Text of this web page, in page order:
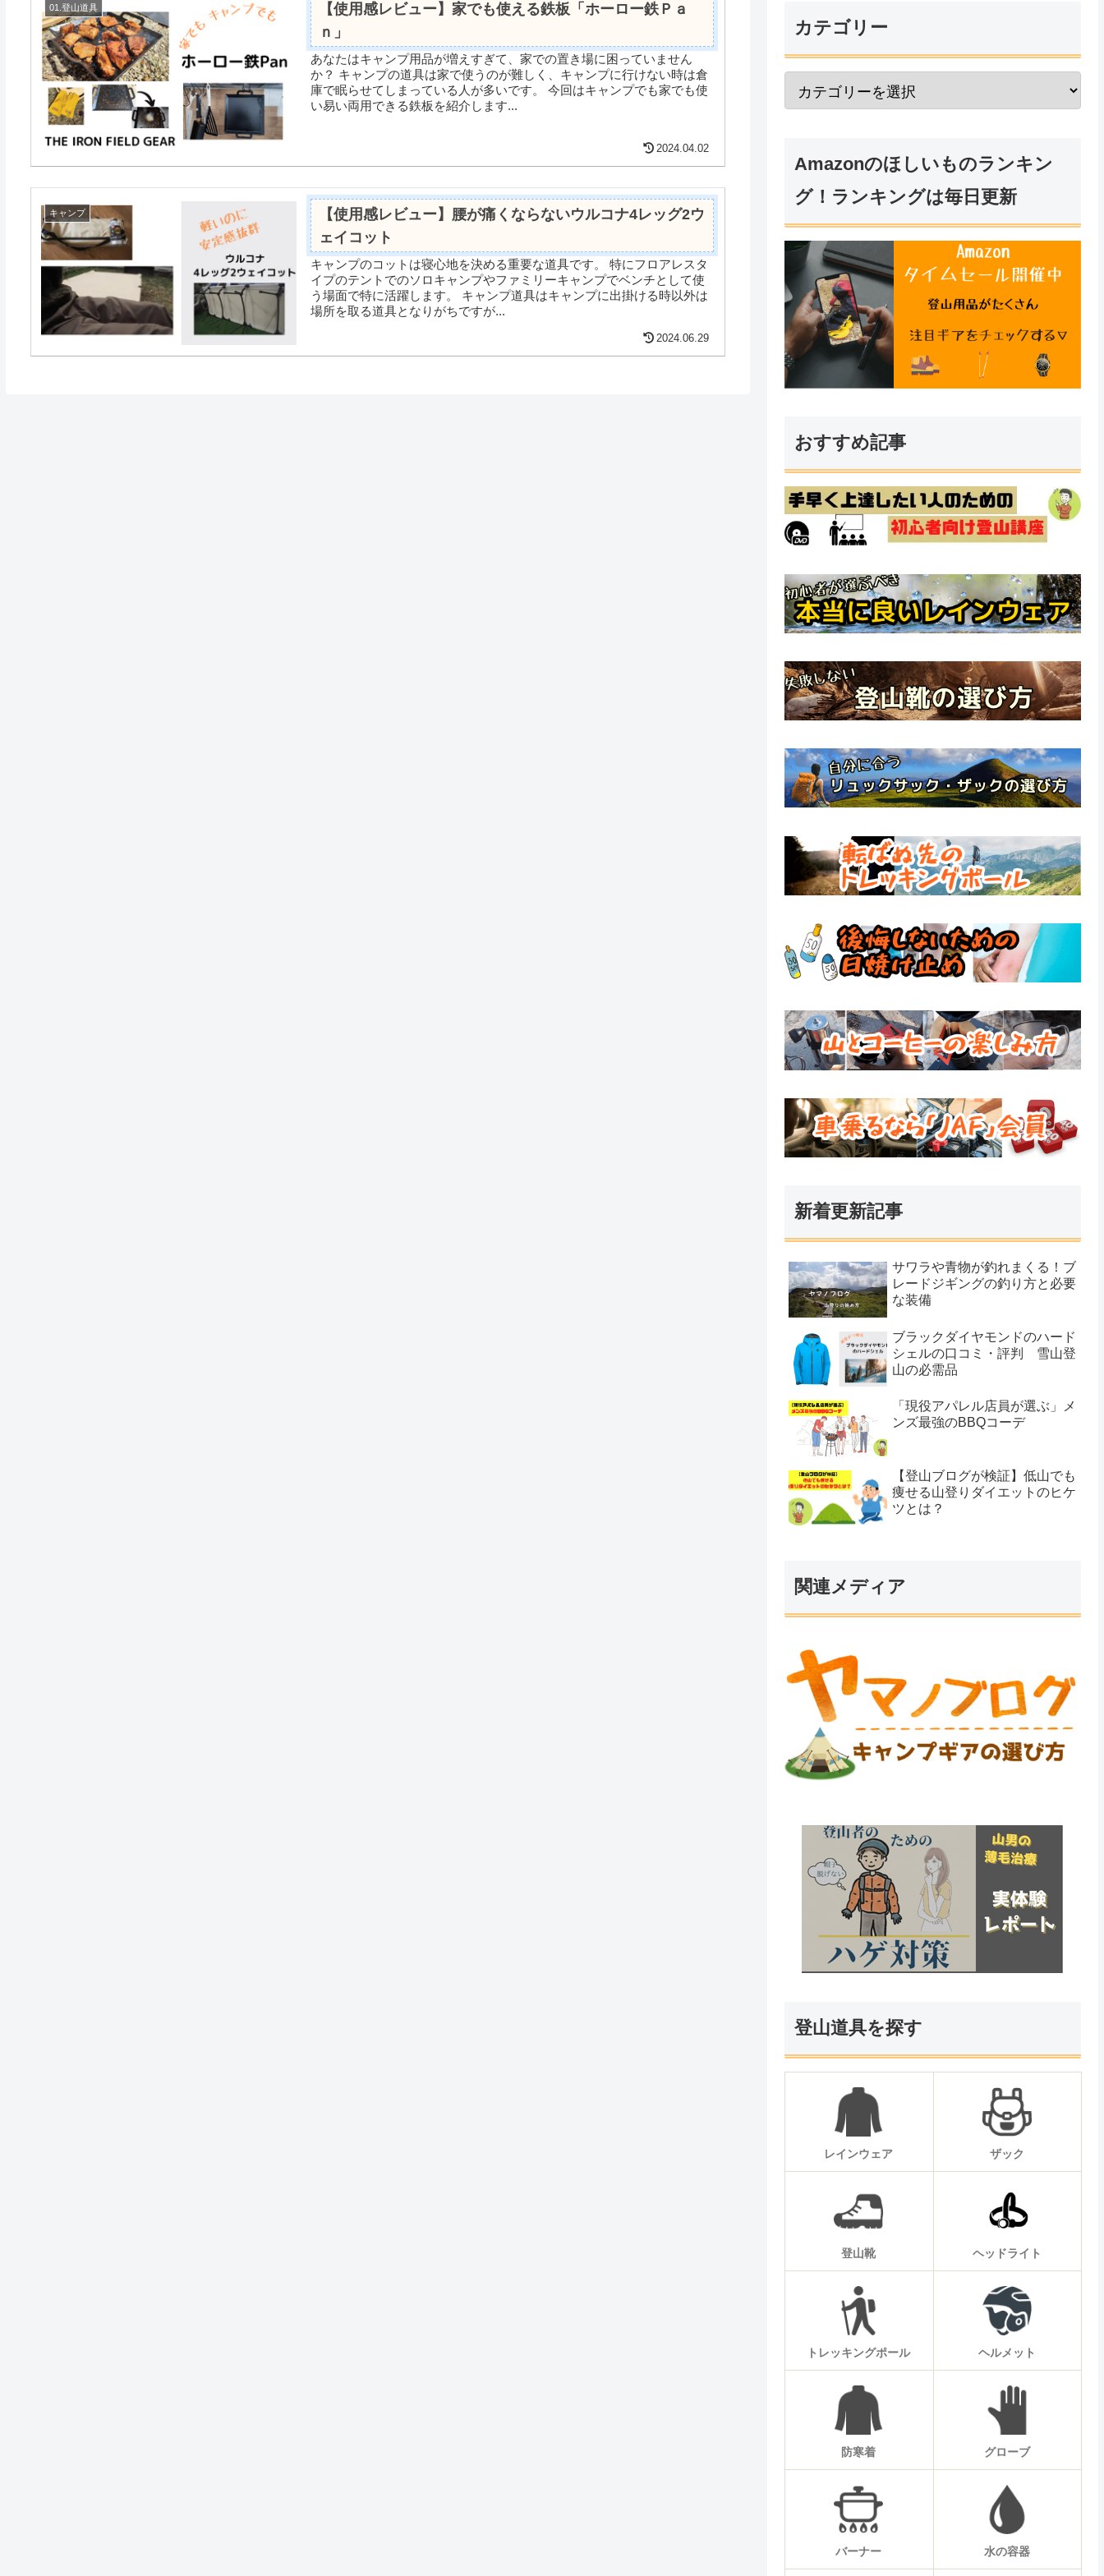
01.登山道具
【使用感レビュー】家でも使える鉄板「ホーロー鉄Ｐａ
ｎ」
あなたはキャンプ用品が増えすぎて、家での置き場に困っていません
か？ キャンプの道具は家で使うのが難しく、キャンプに行けない時は倉
庫で眠らせてしまっている人が多いです。 今回はキャンプでも家でも使
い易い両用できる鉄板を紹介します...
2024.04.02
キャンプ
【使用感レビュー】腰が痛くならないウルコナ4レッグ2ウ
ェイコット
キャンプのコットは寝心地を決める重要な道具です。 特にフロアレスタ
イプのテントでのソロキャンプやファミリーキャンプでベンチとして使
う場面で特に活躍します。 キャンプ道具はキャンプに出掛ける時以外は
場所を取る道具となりがちですが...
2024.06.29
カテゴリー
Amazonのほしいものランキン
グ！ランキングは毎日更新
おすすめ記事
新着更新記事
サワラや青物が釣れまくる！ブ
レードジギングの釣り方と必要
な装備
ブラックダイヤモンドのハード
シェルの口コミ・評判 雪山登
山の必需品
「現役アパレル店員が選ぶ」メ
ンズ最強のBBQコーデ
【登山ブログが検証】低山でも
痩せる山登りダイエットのヒケ
ツとは？
関連メディア
登山道具を探す
レインウェア ザック
登山靴 ヘッドライト
トレッキングポール ヘルメット
防寒着 グローブ
バーナー 水の容器